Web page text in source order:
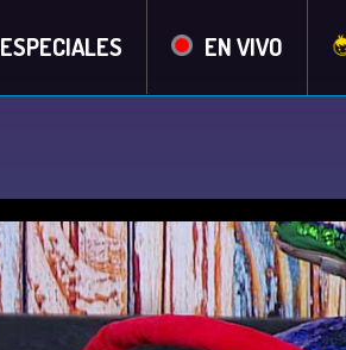
ESPECIALES EN VIVO